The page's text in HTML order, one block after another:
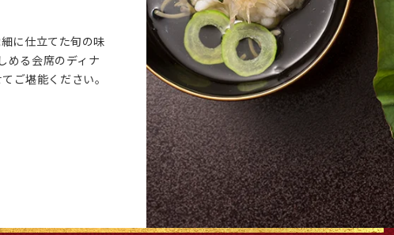
に仕立てた旬の味
める会席のディナ
ご堪能ください。